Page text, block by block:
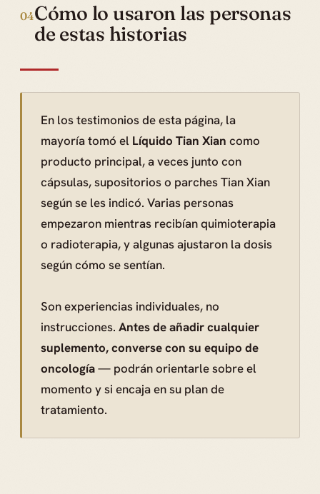
04Cómo lo usaron las personas
de estas historias
En los testimonios de esta página, la
mayoría tomó el Líquido Tian Xian como
producto principal, a veces junto con
cápsulas, supositorios o parches Tian Xian
según se les indicó. Varias personas
empezaron mientras recibían quimioterapia
o radioterapia, y algunas ajustaron la dosis
según cómo se sentían.
Son experiencias individuales, no
instrucciones. Antes de añadir cualquier
suplemento, converse con su equipo de
oncología— podrán orientarle sobre el
momento y si encaja en su plan de
tratamiento.